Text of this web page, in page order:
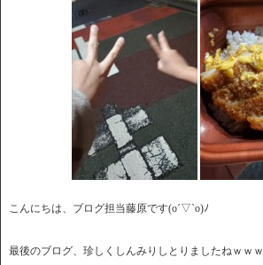
こんにちは、ブログ担当藤原です(o´▽`o)ﾉ
最後のブログ、珍しくしんみりしとりましたねｗｗｗ